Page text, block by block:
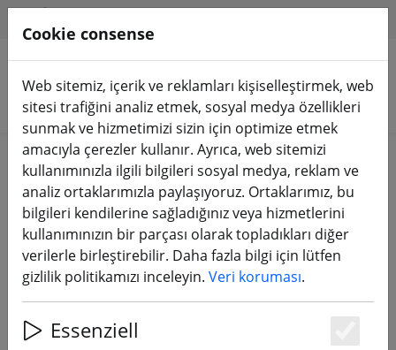
Ürünleri arayın
Home Bileşenler FPV video vericisi
Axisflying 4,9G-6G SEG 10W analog
VTX TERK FPV video vericisi
Cookie consense
Web sitemiz, içerik ve reklamları kişiselleştirmek, web
sitesi trafiğini analiz etmek, sosyal medya özellikleri
sunmak ve hizmetimizi sizin için optimize etmek
amacıyla çerezler kullanır. Ayrıca, web sitemizi
kullanımınızla ilgili bilgileri sosyal medya, reklam ve
analiz ortaklarımızla paylaşıyoruz. Ortaklarımız, bu
bilgileri kendilerine sağladığınız veya hizmetlerini
kullanımınızın bir parçası olarak topladıkları diğer
verilerle birleştirebilir. Daha fazla bilgi için lütfen
gizlilik politikamızı inceleyin. Veri koruması.
Essenziell